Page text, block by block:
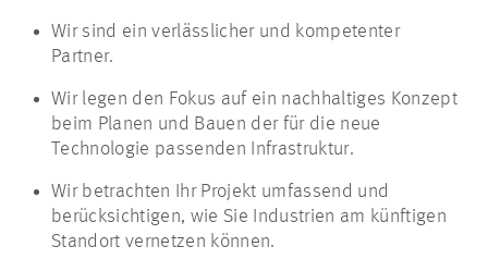
Wir sind ein verlässlicher und kompetenter
Partner.
Wir legen den Fokus auf ein nachhaltiges Konzept
beim Planen und Bauen der für die neue
Technologie passenden Infrastruktur.
Wir betrachten Ihr Projekt umfassend und
berücksichtigen, wie Sie Industrien am künftigen
Standort vernetzen können.